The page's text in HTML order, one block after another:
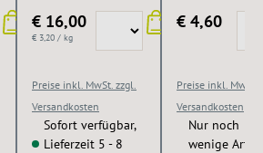
Zucker- und
stärkearm.
€ 16,00
€ 3,20 / kg
Preise inkl. MwSt. zzgl.
Versandkosten
Sofort verfügbar,
Lieferzeit 5 - 8
Karotte - die
€ 4,60
Preise inkl. MwSt.
Versandkosten
Nur noch
wenige